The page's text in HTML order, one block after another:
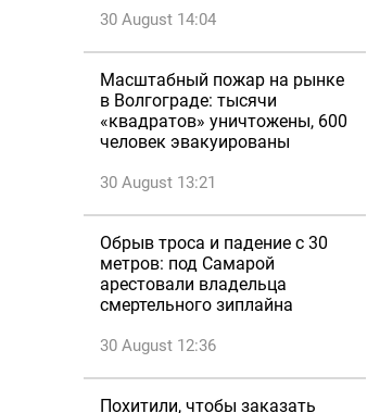
30 August 14:04
Масштабный пожар на рынке
в Волгограде: тысячи
«квадратов» уничтожены, 600
человек эвакуированы
30 August 13:21
Обрыв троса и падение с 30
метров: под Самарой
арестовали владельца
смертельного зиплайна
30 August 12:36
Похитили, чтобы заказать